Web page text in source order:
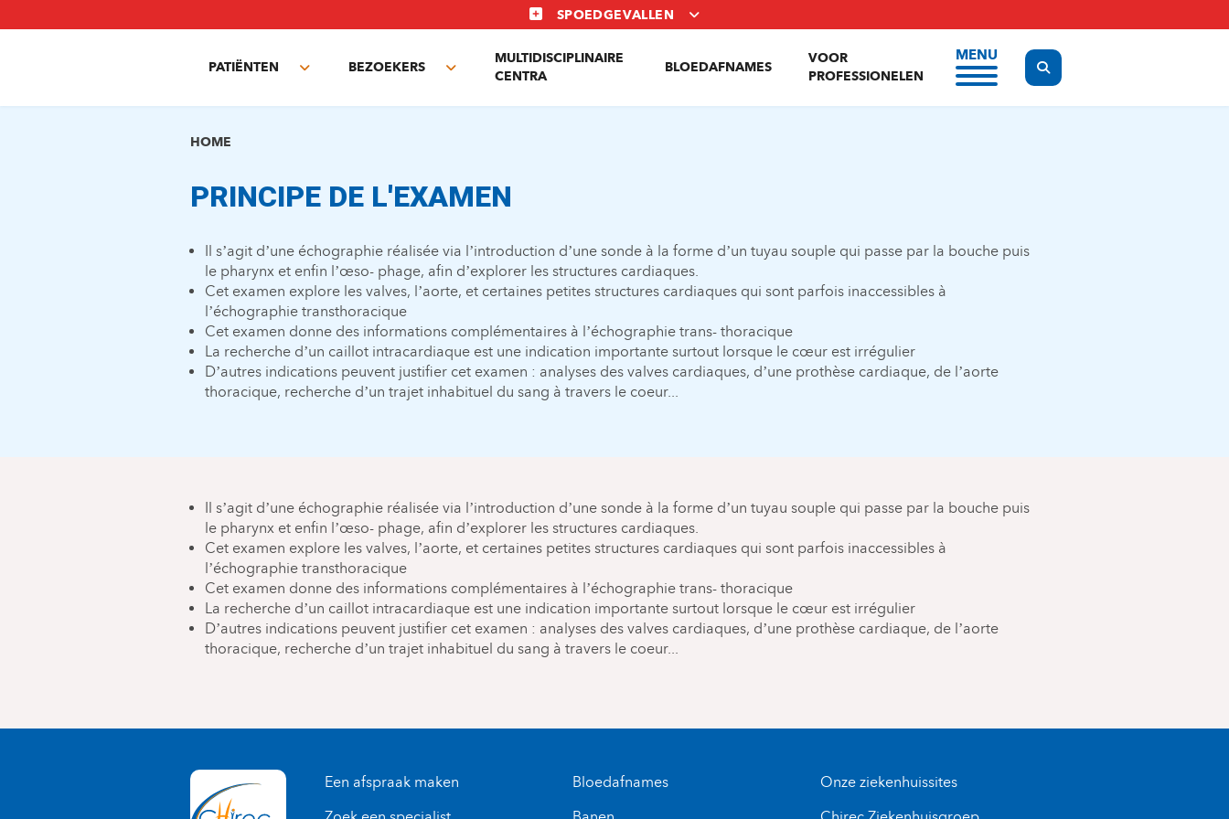
en
gaan
SPOEDGEVALLEN
PATIËNTEN
Toggle
BEZOEKERS
Toggle
MULTIDISCIPLINAIRE
CENTRA
BLOEDAFNAMES
VOOR
PROFESSIONELEN
MENU
Display the search form
HOME
PRINCIPE DE L'EXAMEN
Il s’agit d’une échographie réalisée via l’introduction d’une sonde à la forme d’un tuyau souple qui passe par la bouche puis
le pharynx et enfin l’œso- phage, afin d’explorer les structures cardiaques.
Cet examen explore les valves, l’aorte, et certaines petites structures cardiaques qui sont parfois inaccessibles à
l’échographie transthoracique
Cet examen donne des informations complémentaires à l’échographie trans- thoracique
La recherche d’un caillot intracardiaque est une indication importante surtout lorsque le cœur est irrégulier
D’autres indications peuvent justifier cet examen : analyses des valves cardiaques, d’une prothèse cardiaque, de l’aorte
thoracique, recherche d’un trajet inhabituel du sang à travers le coeur...
Il s’agit d’une échographie réalisée via l’introduction d’une sonde à la forme d’un tuyau souple qui passe par la bouche puis
le pharynx et enfin l’œso- phage, afin d’explorer les structures cardiaques.
Cet examen explore les valves, l’aorte, et certaines petites structures cardiaques qui sont parfois inaccessibles à
l’échographie transthoracique
Cet examen donne des informations complémentaires à l’échographie trans- thoracique
La recherche d’un caillot intracardiaque est une indication importante surtout lorsque le cœur est irrégulier
D’autres indications peuvent justifier cet examen : analyses des valves cardiaques, d’une prothèse cardiaque, de l’aorte
thoracique, recherche d’un trajet inhabituel du sang à travers le coeur...
Een afspraak maken
Bloedafnames
Onze ziekenhuissites